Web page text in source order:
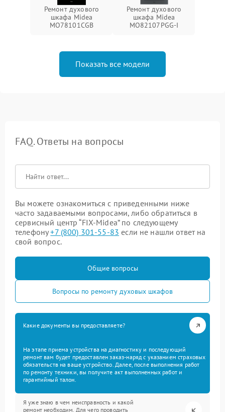
Ремонт духового
шкафа Midea
MO78101CGB
Ремонт духового
шкафа Midea
MO82107PGG-I
Показать все модели
FAQ. Ответы на вопросы
Вы можете ознакомиться с приведенными ниже
часто задаваемыми вопросами, либо обратиться в
сервисный центр “FIX-Midea” по следующему
телефону+7 (800) 301-55-83 если не нашли ответ на
свой вопрос.
Общие вопросы
Вопросы по ремонту духовых шкафов
Какие документы вы предоставляете?
На этапе приема устройства на диагностику и последующий
ремонт вам будет предоставлен заказ-наряд с указанием страховых
обязательств на ваше устройство. Далее, после выполнения работ
по ремонту техники, вы получите акт выполненных работ и
гарантийный талон.
Я уже знаю в чем неисправность и какой
ремонт необходим. Для чего проводить